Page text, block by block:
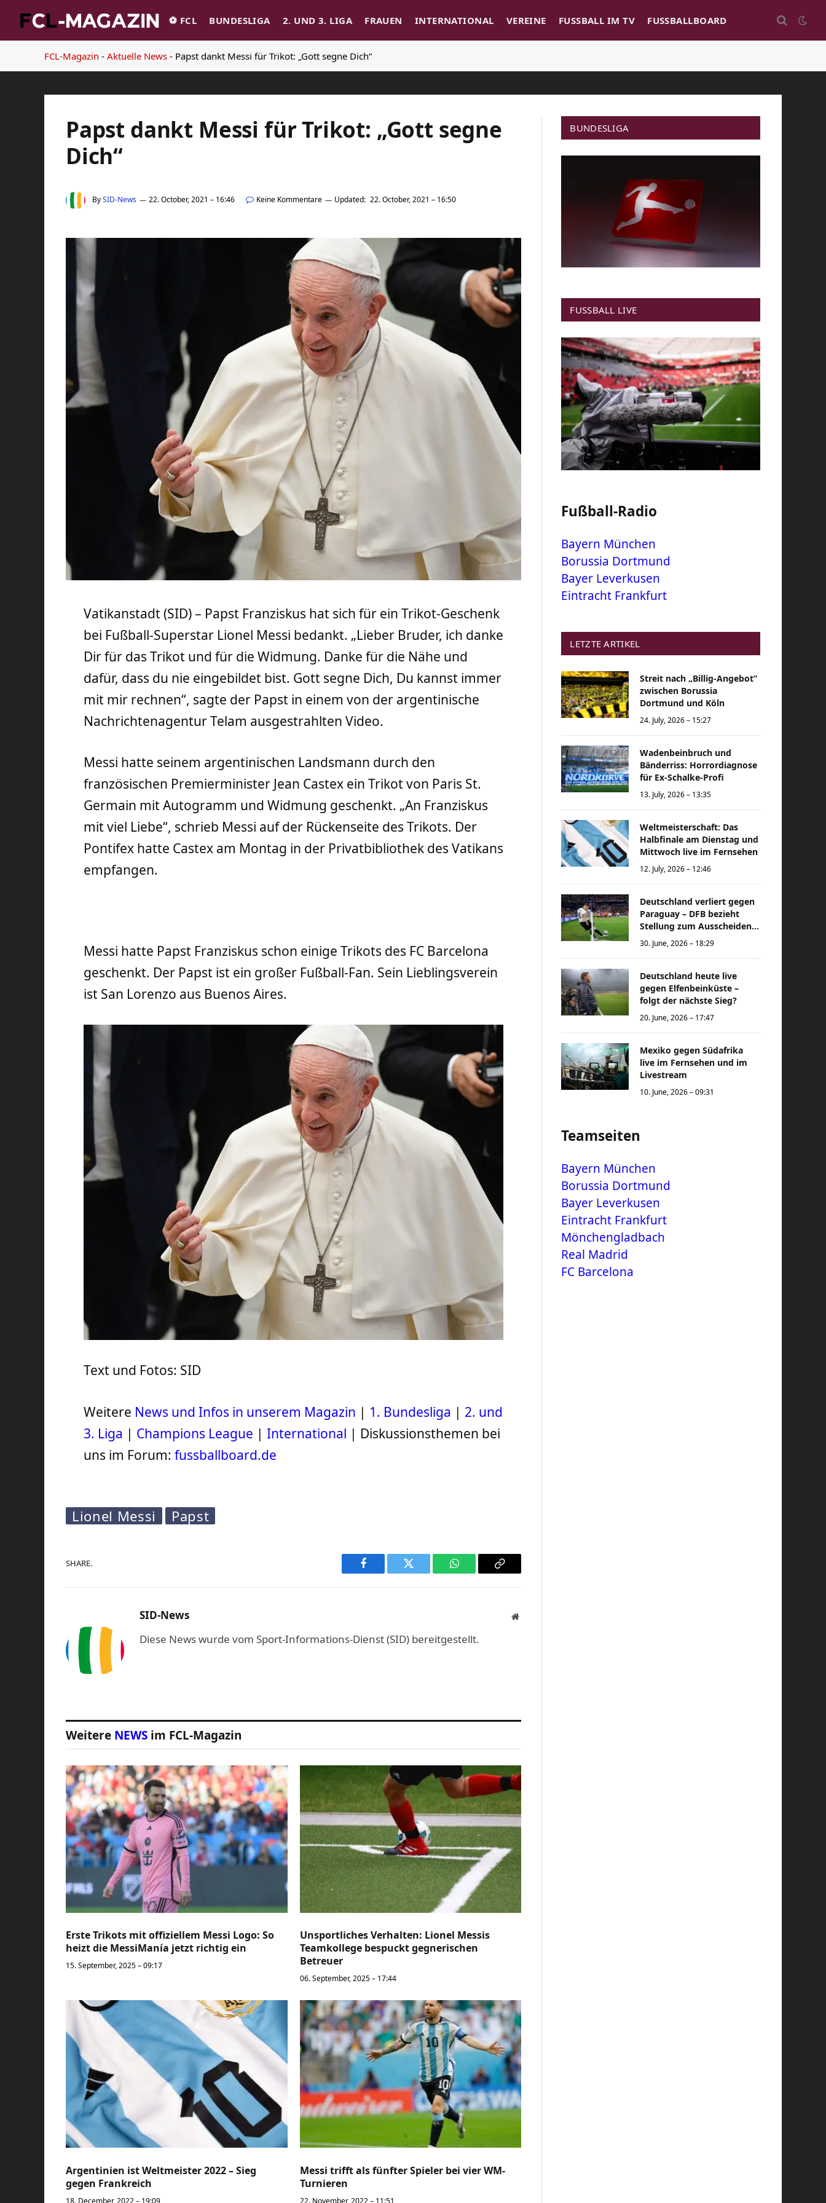
⚽️ FCL BUNDESLIGA 2. UND 3. LIGA FRAUEN INTERNATIONAL VEREINE FUSSBALL IM TV FUSSBALLBOARD
FCL-Magazin - Aktuelle News - Papst dankt Messi für Trikot: „Gott segne Dich“
Papst dankt Messi für Trikot: „Gott segne
Dich“
BySID-News 22. October, 2021 – 16:46 Keine Kommentare Updated: 22. October, 2021 – 16:50
Vatikanstadt (SID) – Papst Franziskus hat sich für ein Trikot-Geschenk
bei Fußball-Superstar Lionel Messi bedankt. „Lieber Bruder, ich danke
Dir für das Trikot und für die Widmung. Danke für die Nähe und
dafür, dass du nie eingebildet bist. Gott segne Dich, Du kannst immer
mit mir rechnen“, sagte der Papst in einem von der argentinische
Nachrichtenagentur Telam ausgestrahlten Video.
Messi hatte seinem argentinischen Landsmann durch den
französischen Premierminister Jean Castex ein Trikot von Paris St.
Germain mit Autogramm und Widmung geschenkt. „An Franziskus
mit viel Liebe“, schrieb Messi auf der Rückenseite des Trikots. Der
Pontifex hatte Castex am Montag in der Privatbibliothek des Vatikans
empfangen.
Messi hatte Papst Franziskus schon einige Trikots des FC Barcelona
geschenkt. Der Papst ist ein großer Fußball-Fan. Sein Lieblingsverein
ist San Lorenzo aus Buenos Aires.
Text und Fotos: SID
Weitere News und Infos in unserem Magazin | 1. Bundesliga | 2. und
3. Liga | Champions League |International | Diskussionsthemen bei
uns im Forum:fussballboard.de
Lionel Messi Papst
SHARE.
Facebook Twitter WhatsAppCopy
SID-News Website
Diese News wurde vom Sport-Informations-Dienst (SID) bereitgestellt.
Weitere NEWS im FCL-Magazin
Erste Trikots mit offiziellem Messi Logo: So
heizt die MessiManía jetzt richtig ein
15. September, 2025 – 09:17
Unsportliches Verhalten: Lionel Messis
Teamkollege bespuckt gegnerischen
Betreuer
06. September, 2025 – 17:44
Argentinien ist Weltmeister 2022 – Sieg
gegen Frankreich
18. December, 2022 – 19:09
Messi trifft als fünfter Spieler bei vier WM-
Turnieren
22. November, 2022 – 11:51
BUNDESLIGA
FUSSBALL LIVE
Fußball-Radio
Bayern München
Borussia Dortmund
Bayer Leverkusen
Eintracht Frankfurt
LETZTE ARTIKEL
Streit nach „Billig-Angebot“
zwischen Borussia
Dortmund und Köln
24. July, 2026 – 15:27
Wadenbeinbruch und
Bänderriss: Horrordiagnose
für Ex-Schalke-Profi
13. July, 2026 – 13:35
Weltmeisterschaft: Das
Halbfinale am Dienstag und
Mittwoch live im Fernsehen
12. July, 2026 – 12:46
Deutschland verliert gegen
Paraguay – DFB bezieht
Stellung zum Ausscheiden
bei der Weltmeisterschaft
30. June, 2026 – 18:29
Deutschland heute live
gegen Elfenbeinküste –
folgt der nächste Sieg?
20. June, 2026 – 17:47
Mexiko gegen Südafrika
live im Fernsehen und im
Livestream
10. June, 2026 – 09:31
Teamseiten
Bayern München
Borussia Dortmund
Bayer Leverkusen
Eintracht Frankfurt
Mönchengladbach
Real Madrid
FC Barcelona